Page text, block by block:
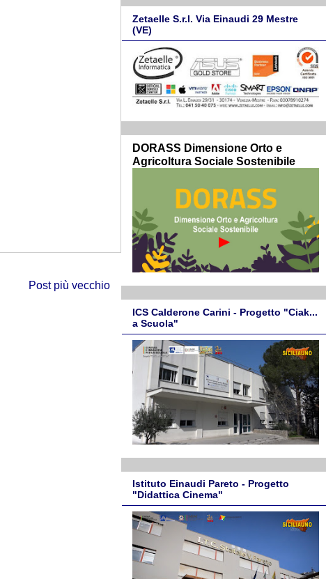
Post più vecchio
Zetaelle S.r.l. Via Einaudi 29 Mestre
(VE)
DORASS Dimensione Orto e
Agricoltura Sociale Sostenibile
ICS Calderone Carini - Progetto "Ciak...
a Scuola"
Istituto Einaudi Pareto - Progetto
"Didattica Cinema"